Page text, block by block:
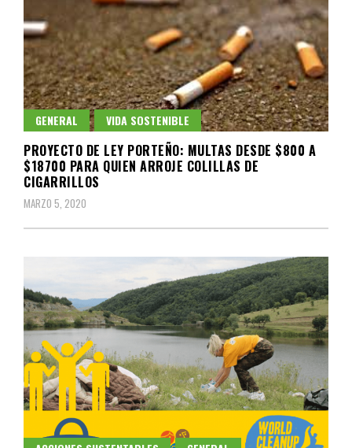
GENERAL VIDA SOSTENIBLE
PROYECTO DE LEY PORTEÑO: MULTAS DESDE $800 A
$18700 PARA QUIEN ARROJE COLILLAS DE
CIGARRILLOS
MARZO 5, 2020